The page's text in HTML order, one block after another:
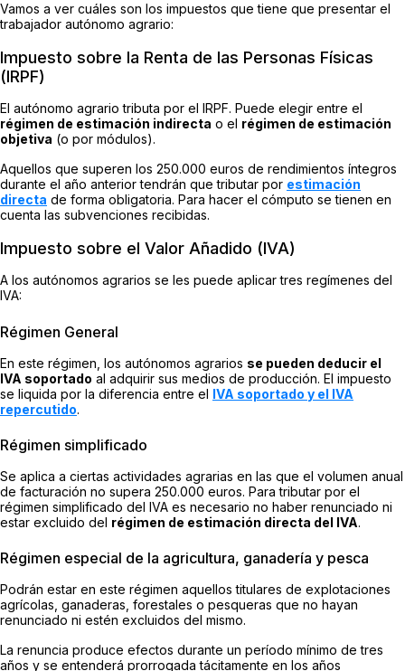
Vamos a ver cuáles son los impuestos que tiene que presentar el
trabajador autónomo agrario:
Impuesto sobre la Renta de las Personas Físicas
(IRPF)
El autónomo agrario tributa por el IRPF. Puede elegir entre el
régimen de estimación indirecta o el régimen de estimación
objetiva (o por módulos).
Aquellos que superen los 250.000 euros de rendimientos íntegros
durante el año anterior tendrán que tributar por estimación
directa de forma obligatoria. Para hacer el cómputo se tienen en
cuenta las subvenciones recibidas.
Impuesto sobre el Valor Añadido (IVA)
A los autónomos agrarios se les puede aplicar tres regímenes del
IVA:
Régimen General
En este régimen, los autónomos agrarios se pueden deducir el
IVA soportado al adquirir sus medios de producción. El impuesto
se liquida por la diferencia entre el IVA soportado y el IVA
repercutido.
Régimen simplificado
Se aplica a ciertas actividades agrarias en las que el volumen anual
de facturación no supera 250.000 euros. Para tributar por el
régimen simplificado del IVA es necesario no haber renunciado ni
estar excluido del régimen de estimación directa del IVA.
Régimen especial de la agricultura, ganadería y pesca
Podrán estar en este régimen aquellos titulares de explotaciones
agrícolas, ganaderas, forestales o pesqueras que no hayan
renunciado ni estén excluidos del mismo.
La renuncia produce efectos durante un período mínimo de tres
años y se entenderá prorrogada tácitamente en los años